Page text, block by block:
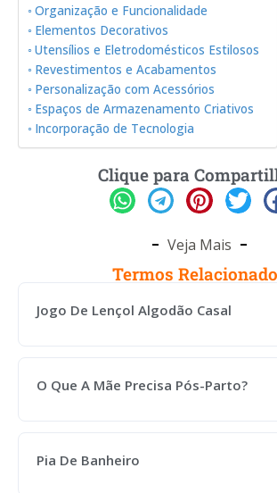
Organização e Funcionalidade
Elementos Decorativos
Utensílios e Eletrodomésticos Estilosos
Revestimentos e Acabamentos
Personalização com Acessórios
Espaços de Armazenamento Criativos
Incorporação de Tecnologia
Clique para
Veja Mais
Termos
Jogo De Lençol Algodão Casal
O Que A Mãe Precisa Pós-Parto?
Pia De Banheiro